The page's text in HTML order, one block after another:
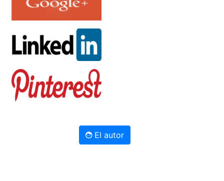
El autor